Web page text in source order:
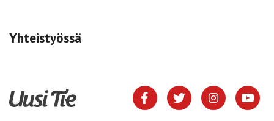
Yhteistyössä